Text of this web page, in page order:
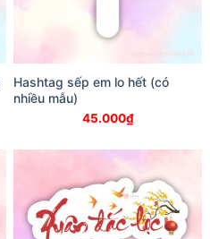
Hashtag sếp em lo hết (có
nhiều mẫu)
45.000₫